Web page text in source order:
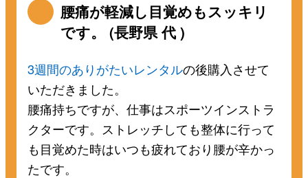
腰痛が軽減し目覚めもスッキリ
です。 (長野県 代 )
3週間のありがたいレンタルの後購入させて
いただきました。
腰痛持ちですが、仕事はスポーツインストラ
クターです。ストレッチしても整体に行って
も目覚めた時はいつも疲れており腰が辛かっ
たです。